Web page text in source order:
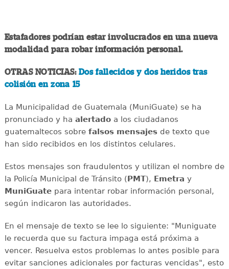
Estafadores podrían estar involucrados en una nueva
modalidad para robar información personal.
OTRAS NOTICIAS: Dos fallecidos y dos heridos tras
colisión en zona 15
La Municipalidad de Guatemala (MuniGuate) se ha
pronunciado y ha alertadoa los ciudadanos
guatemaltecos sobre falsos mensajesde texto que
han sido recibidos en los distintos celulares.
Estos mensajes son fraudulentos y utilizan el nombre de
la Policía Municipal de Tránsito (PMT), Emetra y
MuniGuatepara intentar robar información personal,
según indicaron las autoridades.
En el mensaje de texto se lee lo siguiente: "Muniguate
le recuerda que su factura impaga está próxima a
vencer. Resuelva estos problemas lo antes posible para
evitar sanciones adicionales por facturas vencidas", esto